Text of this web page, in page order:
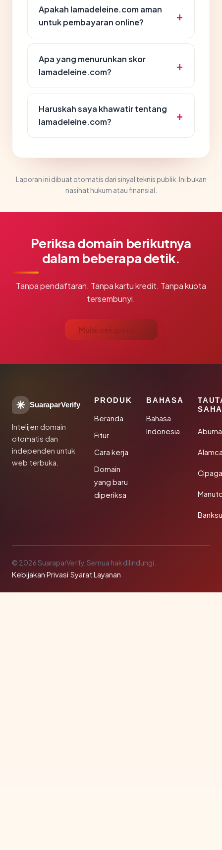
Apakah lamadeleine.com aman
untuk pembayaran online?
Apa yang menurunkan skor
lamadeleine.com?
Haruskah saya khawatir tentang
lamadeleine.com?
Laporan ini dibuat otomatis dari sinyal teknis publik. Ini bukan
nasihat hukum atau finansial.
Periksa domain berikutnya
dalam beberapa detik.
Tanpa pendaftaran. Tanpa kartu kredit. Tanpa kuota
tersembunyi.
Mulai cek gratis →
SuaraparVerify
Intelijen domain
otomatis dan
independen untuk
web terbuka.
PRODUK
Beranda
Fitur
Cara kerja
Domain
yang baru
diperiksa
BAHASA
Bahasa
Indonesia
© 2026 SuaraparVerify. Semua hak dilindungi.
Kebijakan Privasi·Syarat Layanan